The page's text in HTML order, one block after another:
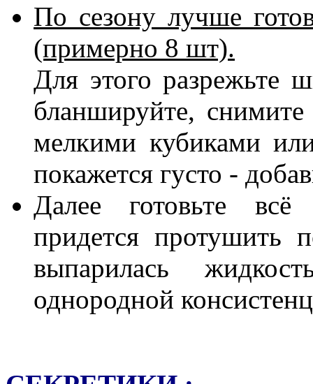
По сезону лучше
(примерно 8 шт).
Для этого разрежьте
бланшируйте,
мелкими кубиками
покажется густо -
Далее готовьте
придется протушить
выпарилась
однородной